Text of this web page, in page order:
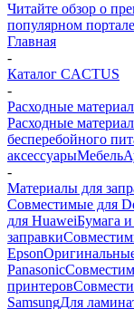
Читайте обзор о
популярном
Главная
-
Каталог CACTUS
-
Расходные
Расходные
бесперебойного
аксессуарыМебель
-
Материалы для
Совместимые для
для HuaweiБумага
заправки
Epson
Panasonic
принтеров
SamsungДля